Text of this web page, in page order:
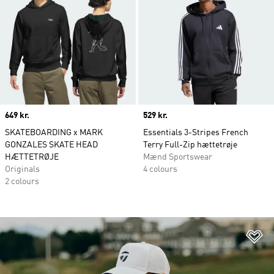
Price
649 kr.
SKATEBOARDING x MARK
GONZALES SKATE HEAD
HÆTTETRØJE
Originals
2 colours
Price
529 kr.
Essentials 3-Stripes French
Terry Full-Zip hættetrøje
Mænd Sportswear
4 colours